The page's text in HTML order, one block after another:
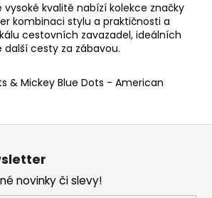
vysoké kvalitě nabízí kolekce značky
kombinaci stylu a praktičnosti a
cestovních zavazadel, ideálních
další cesty za zábavou.
novinky či slevy!